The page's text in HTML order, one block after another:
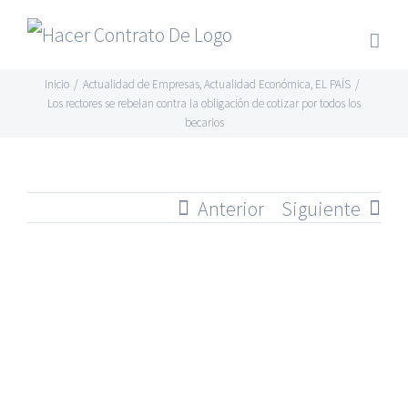
Skip
content
Inicio / Actualidad de Empresas,Actualidad Económica, EL PAÍS /
Los rectores se rebelan contra la obligación de cotizar por todos los
becarios
Anterior Siguiente